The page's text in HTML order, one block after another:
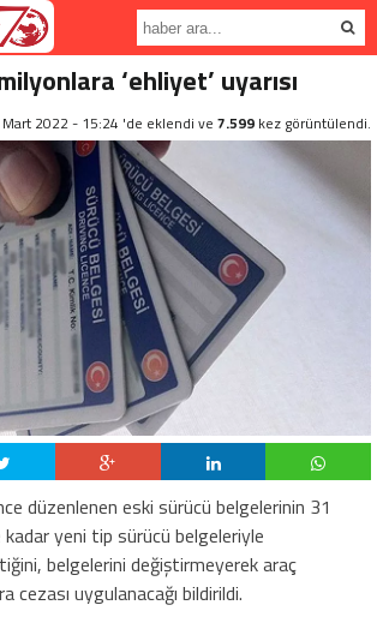
‘ehliyet’ uyarısı
2022 - 15:24 'de eklendi ve 7.599 kez görüntülendi.
düzenlenen eski sürücü belgelerinin 31
yeni tip sürücü belgeleriyle
belgelerini değiştirmeyerek araç
cezası uygulanacağı bildirildi.